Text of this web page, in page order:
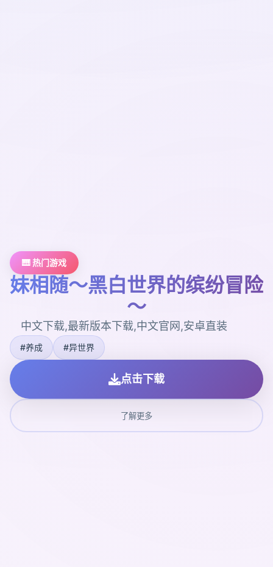
🎹 热门游戏
妹相随～黑白世界的缤纷冒险
～
中文下载,最新版本下载,中文官网,安卓直装
#养成 #异世界
点击下载
了解更多